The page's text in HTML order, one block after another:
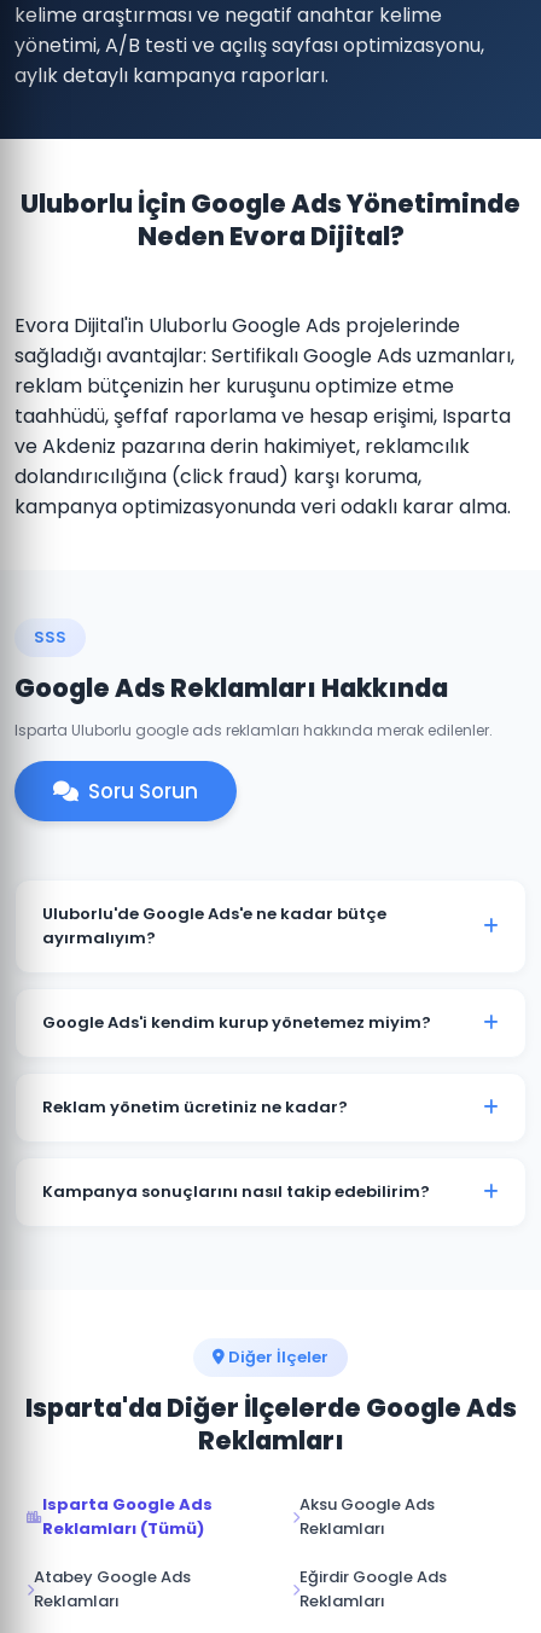
kelime araştırması ve negatif anahtar kelime
yönetimi, A/B testi ve açılış sayfası optimizasyonu,
aylık detaylı kampanya raporları.
Uluborlu İçin Google Ads Yönetiminde
Neden Evora Dijital?
Evora Dijital'in Uluborlu Google Ads projelerinde
sağladığı avantajlar: Sertifikalı Google Ads uzmanları,
reklam bütçenizin her kuruşunu optimize etme
taahhüdü, şeffaf raporlama ve hesap erişimi, Isparta
ve Akdeniz pazarına derin hakimiyet, reklamcılık
dolandırıcılığına (click fraud) karşı koruma,
kampanya optimizasyonunda veri odaklı karar alma.
SSS
Google Ads Reklamları Hakkında
Isparta Uluborlu google ads reklamları hakkında merak edilenler.
Soru Sorun
Uluborlu'de Google Ads'e ne kadar bütçe
ayırmalıyım?
TL ile başlanabilir. Ancak anlamlı sonuçlar için 3.000-
Google Ads'i kendim kurup yönetemez miyim?
kampanyalar bütçenizi hızla tüketir. Uluborlu'deki
artırmaktadır.
Reklam yönetim ücretiniz ne kadar?
%15-20'si arasında değişmektedir. Uluborlu için
Kampanya sonuçlarını nasıl takip edebilirim?
Diğer İlçeler
Isparta'da Diğer İlçelerde Google Ads
Reklamları
Isparta Google Ads
Reklamları (Tümü)
Aksu Google Ads
Reklamları
Atabey Google Ads
Reklamları
Eğirdir Google Ads
Reklamları